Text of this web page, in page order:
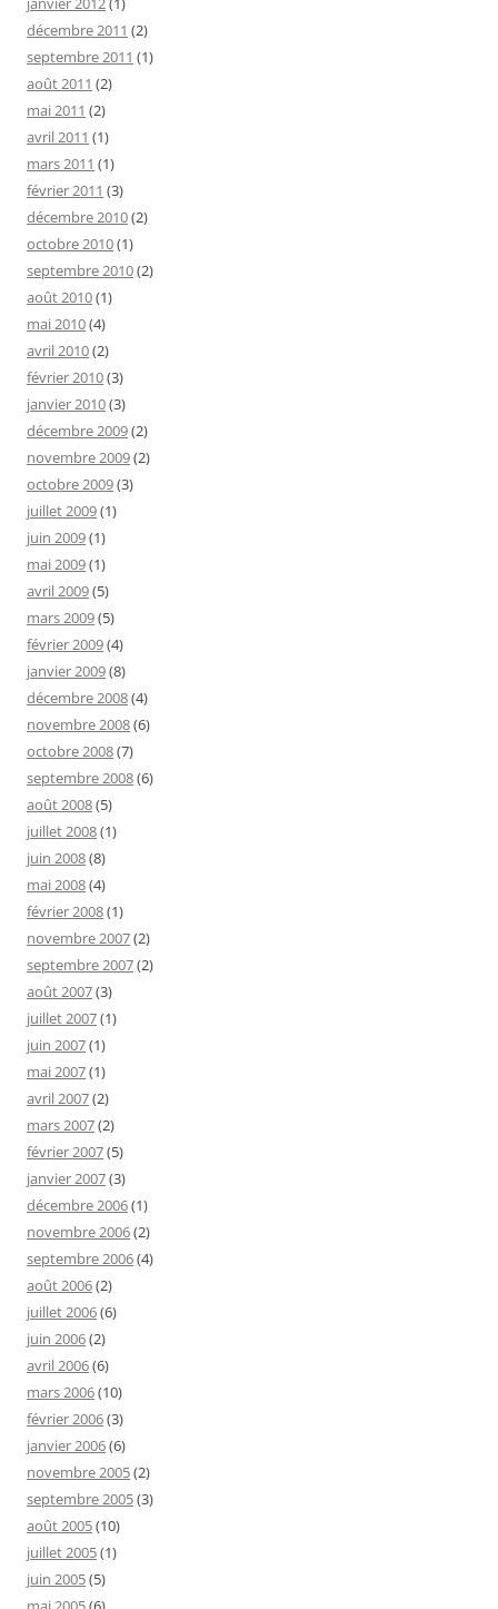
décembre 2011 (2)
septembre 2011 (1)
août 2011 (2)
mai 2011 (2)
avril 2011 (1)
mars 2011 (1)
février 2011 (3)
décembre 2010(2)
octobre 2010(1)
septembre 2010(2)
août 2010(1)
mai 2010(4)
avril 2010(2)
février 2010(3)
janvier 2010(3)
décembre 2009(2)
novembre 2009(2)
octobre 2009(3)
juillet 2009(1)
juin 2009(1)
mai 2009(1)
avril 2009(5)
mars 2009(5)
février 2009(4)
janvier 2009(8)
décembre 2008(4)
novembre 2008(6)
octobre 2008(7)
septembre 2008(6)
août 2008(5)
juillet 2008(1)
juin 2008(8)
mai 2008(4)
février 2008(1)
novembre 2007(2)
septembre 2007(2)
août 2007(3)
juillet 2007(1)
juin 2007(1)
mai 2007(1)
avril 2007(2)
mars 2007(2)
février 2007(5)
janvier 2007(3)
décembre 2006(1)
novembre 2006(2)
septembre 2006(4)
août 2006(2)
juillet 2006(6)
juin 2006(2)
avril 2006(6)
mars 2006(10)
février 2006(3)
janvier 2006(6)
novembre 2005(2)
septembre 2005(3)
août 2005(10)
juillet 2005(1)
juin 2005(5)